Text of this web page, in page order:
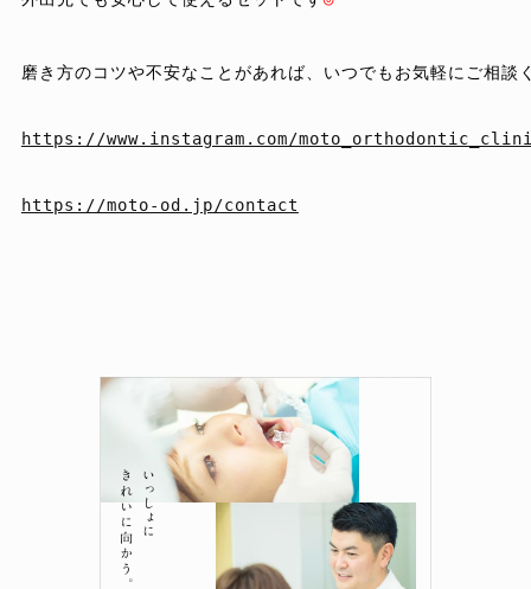
磨き方のコツや不安なことがあれば、いつでもお気軽にご相談
https://www.instagram.com/
https://moto-od.jp/contact